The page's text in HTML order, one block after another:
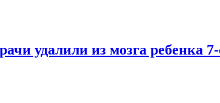
удалили из мозга ребенка